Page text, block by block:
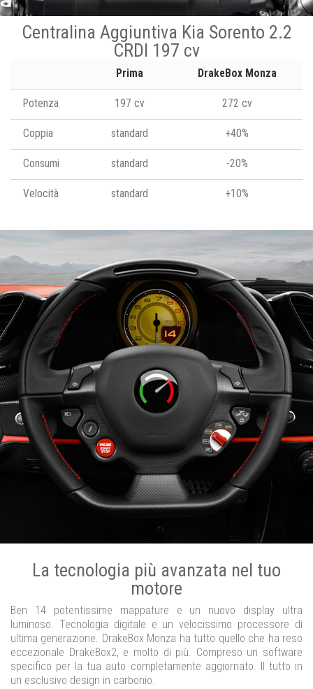
Centralina Aggiuntiva Kia Sorento 2.2
CRDI 197 cv
Prima DrakeBox Monza
Potenza 197 cv 272 cv
Coppia standard +40%
Consumi standard -20%
Velocità standard +10%
La tecnologia più avanzata nel tuo
motore
Ben 14 potentissime mappature e un nuovo display ultra
luminoso. Tecnologia digitale e un velocissimo processore di
ultima generazione. DrakeBox Monza ha tutto quello che ha reso
eccezionale DrakeBox2, e molto di più. Compreso un software
specifico per la tua auto completamente aggiornato. Il tutto in
un esclusivo design in carbonio.